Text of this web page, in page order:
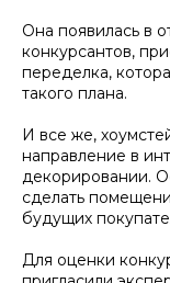
Она появилась в
конкурсантов,
переделка,
такого плана.
И все же,
направление в
декорировании.
сделать
будущих
Для оценки